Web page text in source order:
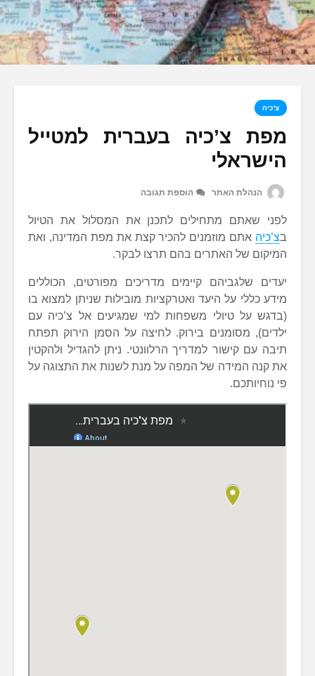
צ'כיה
מפת צ’כיה בעברית למטייל
הישראלי
הנהלת האתר הוספת תגובה
לפני שאתם מתחילים לתכנן את המסלול את הטיול
בצ’כיה אתם מוזמנים להכיר קצת את מפת המדינה, ואת
המיקום של האתרים בהם תרצו לבקר.
יעדים שלגביהם קיימים מדריכים מפורטים, הכוללים
מידע כללי על היעד ואטרקציות מובילות שניתן למצוא בו
(בדגש על טיולי משפחות למי שמגיעים אל צ’כיה עם
ילדים), מסומנים בירוק. לחיצה על הסמן הירוק תפתח
תיבה עם קישור למדריך הרלוונטי. ניתן להגדיל ולהקטין
את קנה המידה של המפה על מנת לשנות את התצוגה על
פי נוחיותכם.